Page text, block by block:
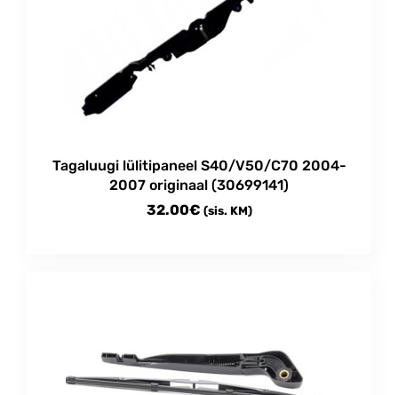
Tagaluugi lülitipaneel S40/V50/C70 2004-
2007 originaal (30699141)
32.00€ (sis. KM)